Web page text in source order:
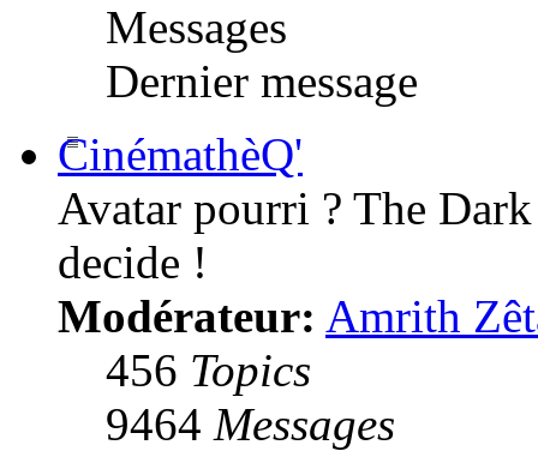
Messages
Dernier message
CinémathèQ'
Avatar pourri ? The
decide !
Modérateur: Amrith
456 Topics
9464 Messages